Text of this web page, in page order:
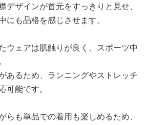
デザインが首元をすっきりと見せ、
にも品格を感じさせます。
ウェアは肌触りが良く、スポーツ中
あるため、ランニングやストレッチ
可能です。
らも単品での着用も楽しめるため、